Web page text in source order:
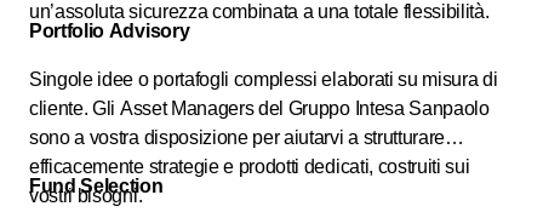
un’assoluta sicurezza combinata a una totale flessibilità.
Portfolio Advisory
Singole idee o portafogli complessi elaborati su misura di
cliente. Gli Asset Managers del Gruppo Intesa Sanpaolo
sono a vostra disposizione per aiutarvi a strutturare
efficacemente strategie e prodotti dedicati, costruiti sui
vostri bisogni.
Fund Selection